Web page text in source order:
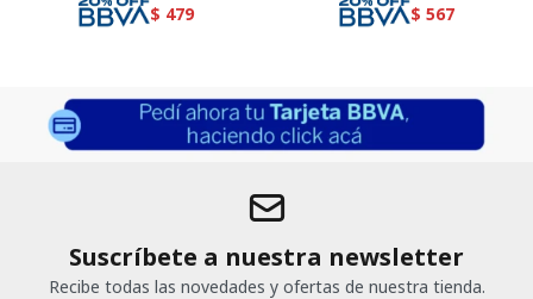
$ 479 $ 567
Suscríbete a nuestra newsletter
Recibe todas las novedades y ofertas de nuestra tienda.